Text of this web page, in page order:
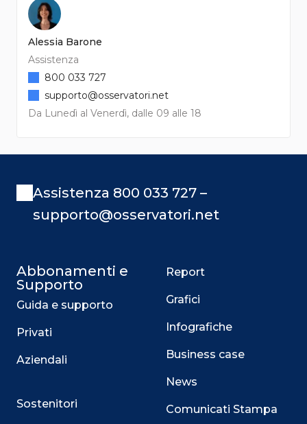
Alessia Barone
Assistenza
Da Lunedì al Venerdì, dalle 09 alle 18
800 033 727
supporto@osservatori.net
Assistenza 800 033 727 –
supporto@osservatori.net
Abbonamenti e
Supporto
Guida e supporto
Privati
Aziendali
Sostenitori
Report
Grafici
Infografiche
Business case
News
Comunicati Stampa